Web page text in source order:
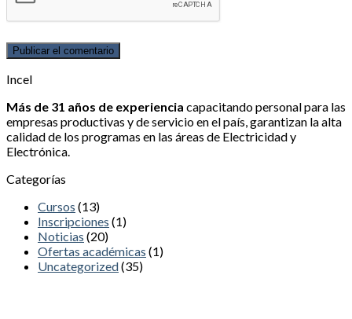
Incel
Más de 31 años de experiencia capacitando personal para las
empresas productivas y de servicio en el país, garantizan la alta
calidad de los programas en las áreas de Electricidad y
Electrónica.
Categorías
Cursos (13)
Inscripciones (1)
Noticias (20)
Ofertas académicas (1)
Uncategorized(35)